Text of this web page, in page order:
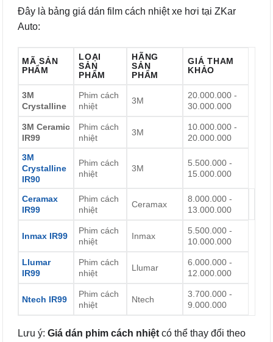
Đây là bảng giá dán film cách nhiệt xe hơi tại ZKar
Auto:
MÃ SẢN
PHẨM
LOẠI
SẢN
PHẨM
HÃNG
SẢN
PHẨM
GIÁ THAM
KHẢO
3M
Crystalline
Phim cách
nhiệt
3M
20.000.000 -
30.000.000
3M Ceramic
IR99
Phim cách
nhiệt
3M
10.000.000 -
20.000.000
3M
Crystalline
IR90
Phim cách
nhiệt
3M
5.500.000 -
15.000.000
Ceramax
IR99
Phim cách
nhiệt
Ceramax
8.000.000 -
13.000.000
Inmax IR99
Phim cách
nhiệt
Inmax
5.500.000 -
10.000.000
Llumar
IR99
Phim cách
nhiệt
Llumar
6.000.000 -
12.000.000
Ntech IR99
Phim cách
nhiệt
Ntech
3.700.000 -
9.000.000
Lưu ý: Giá dán phim cách nhiệt có thể thay đổi theo